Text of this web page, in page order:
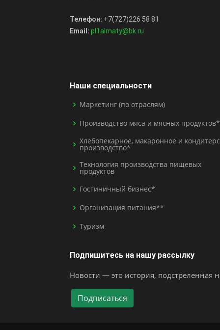
Телефон: +7(727)226 58 81
Email: pl1almaty@bk.ru
Наши специальности
Маркетинг (по отраслям)
Производство мяса и мясных продуктов*
Хлебопекарное, макаронное и
производство*
Технология производства пищевых
продуктов
Гостиничный бизнес*
Организация питания**
Туризм
Подпишитесь на нашу рассылку
Новости — это история, подстреленная